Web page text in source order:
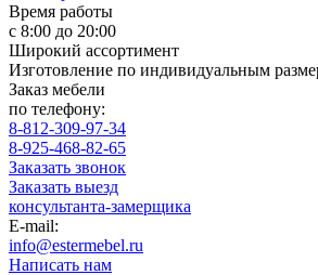
Время работы
с 8:00 до 20:00
Широкий ассортимент
Изготовление по индивидуальным
Заказ мебели
по телефону:
8-812-309-97-34
8-925-468-82-65
Заказать звонок
Заказать выезд
консультанта-замерщика
E-mail:
info@estermebel.ru
Написать нам